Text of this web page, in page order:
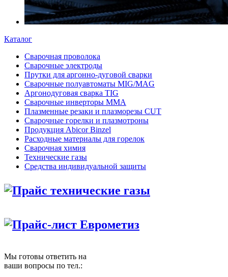
Каталог
Сварочная проволока
Сварочные электроды
Прутки для аргонно-дуговой сварки
Сварочные полуавтоматы MIG/MAG
Аргонодуговая сварка TIG
Сварочные инверторы MMA
Плазменные резаки и плазморезы CUT
Сварочные горелки и плазмотроны
Продукция Abicor Binzel
Расходные материалы для горелок
Сварочная химия
Технические газы
Средства индивидуальной защиты
Прайс технические газы
Прайс-лист Еврометиз
Мы готовы ответить на
ваши вопросы по тел.: